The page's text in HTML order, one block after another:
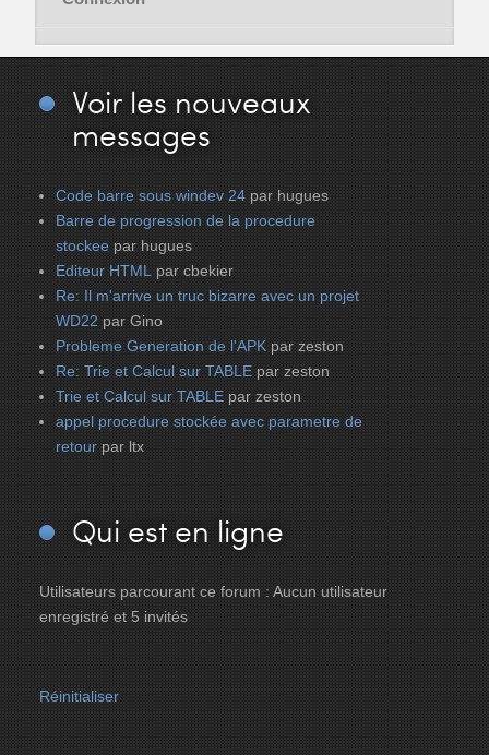
Voir les nouveaux
messages
Code barre sous windev 24 par hugues
Barre de progression de la procedure
stockee par hugues
Editeur HTML par cbekier
Re: Il m'arrive un truc bizarre avec un projet
WD22 par Gino
Probleme Generation de l'APK par zeston
Re: Trie et Calcul sur TABLE par zeston
Trie et Calcul sur TABLE par zeston
appel procedure stockée avec parametre de
retour par ltx
Qui est en ligne
Utilisateurs parcourant ce forum : Aucun utilisateur
enregistré et 5 invités
Réinitialiser